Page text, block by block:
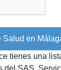
tienes una
del SAS,